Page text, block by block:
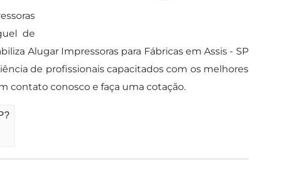
de
Alugar Impressoras para Fábricas em Assis - SP
de profissionais capacitados com os melhores
contato conosco e faça uma cotação.